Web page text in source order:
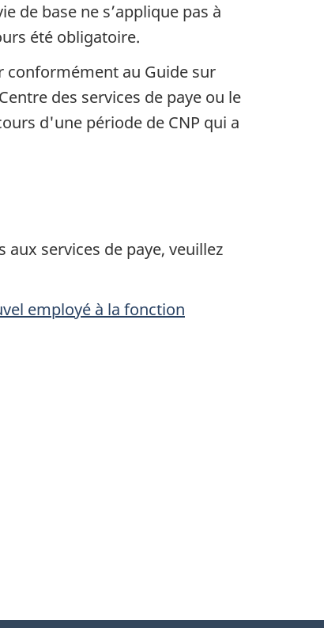
de base ne s’applique pas à
été obligatoire.
conformément au Guide sur
des services de paye ou le
d'une période de CNP qui a
services de paye, veuillez
employé à la fonction